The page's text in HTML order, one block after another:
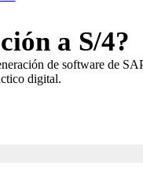
a S/4?
de software de
digital.